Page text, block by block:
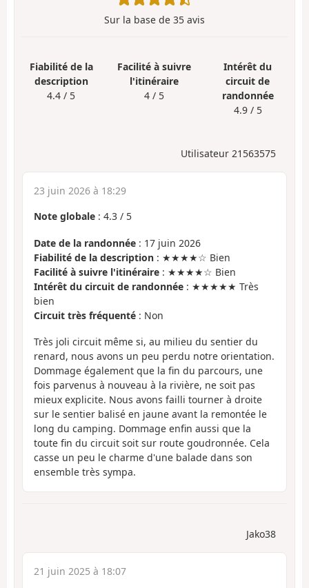
Sur la base de 35 avis
Fiabilité de la
description
4.4 / 5
Facilité à suivre
l'itinéraire
4 / 5
Intérêt du
circuit de
randonnée
4.9 / 5
Utilisateur 21563575
23 juin 2026 à 18:29
Note globale : 4.3 / 5
Date de la randonnée : 17 juin 2026
Fiabilité de la description : ★★★★☆ Bien
Facilité à suivre l'itinéraire : ★★★★☆ Bien
Intérêt du circuit de randonnée : ★★★★★ Très
bien
Circuit très fréquenté : Non
Très joli circuit même si, au milieu du sentier du
renard, nous avons un peu perdu notre orientation.
Dommage également que la fin du parcours, une
fois parvenus à nouveau à la rivière, ne soit pas
mieux explicite. Nous avons failli tourner à droite
sur le sentier balisé en jaune avant la remontée le
long du camping. Dommage enfin aussi que la
toute fin du circuit soit sur route goudronnée. Cela
casse un peu le charme d'une balade dans son
ensemble très sympa.
Jako38
21 juin 2025 à 18:07